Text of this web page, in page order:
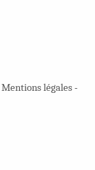
Mentions légales-